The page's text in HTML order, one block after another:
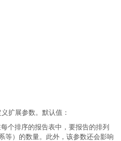
扩展参数。默认值：
每个排序的报告表中，要报告的排列
等）的数量。此外，该参数还会影响